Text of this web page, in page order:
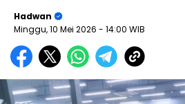
Hadwan
Minggu, 10 Mei 2026 - 14:00 WIB